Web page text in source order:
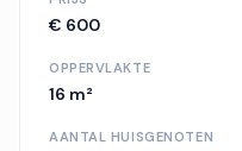
€ 600
OPPERVLAKTE
16 m²
AANTAL HUISGENOTEN